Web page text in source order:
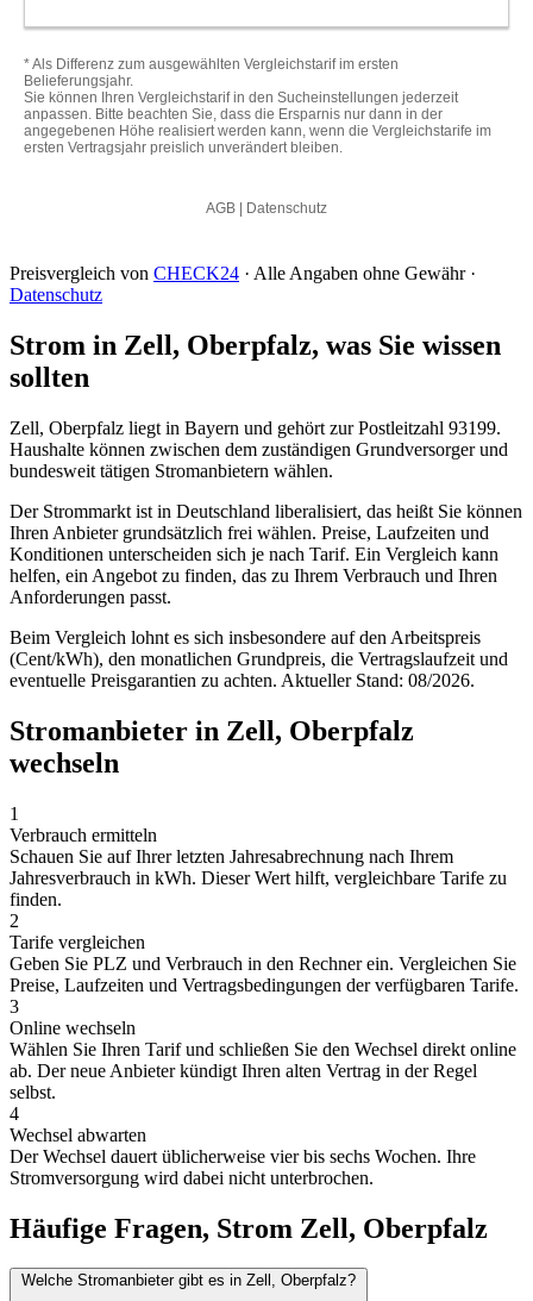
Preisvergleich von CHECK24 · Alle Angaben ohne Gewähr ·
Datenschutz
Strom in Zell, Oberpfalz, was Sie wissen
sollten
Zell, Oberpfalz liegt in Bayern und gehört zur Postleitzahl 93199.
Haushalte können zwischen dem zuständigen Grundversorger und
bundesweit tätigen Stromanbietern wählen.
Der Strommarkt ist in Deutschland liberalisiert, das heißt Sie können
Ihren Anbieter grundsätzlich frei wählen. Preise, Laufzeiten und
Konditionen unterscheiden sich je nach Tarif. Ein Vergleich kann
helfen, ein Angebot zu finden, das zu Ihrem Verbrauch und Ihren
Anforderungen passt.
Beim Vergleich lohnt es sich insbesondere auf den Arbeitspreis
(Cent/kWh), den monatlichen Grundpreis, die Vertragslaufzeit und
eventuelle Preisgarantien zu achten. Aktueller Stand: 08/2026.
Stromanbieter in Zell, Oberpfalz
wechseln
1
Verbrauch ermitteln
Schauen Sie auf Ihrer letzten Jahresabrechnung nach Ihrem
Jahresverbrauch in kWh. Dieser Wert hilft, vergleichbare Tarife zu
finden.
2
Tarife vergleichen
Geben Sie PLZ und Verbrauch in den Rechner ein. Vergleichen Sie
Preise, Laufzeiten und Vertragsbedingungen der verfügbaren Tarife.
3
Online wechseln
Wählen Sie Ihren Tarif und schließen Sie den Wechsel direkt online
ab. Der neue Anbieter kündigt Ihren alten Vertrag in der Regel
selbst.
4
Wechsel abwarten
Der Wechsel dauert üblicherweise vier bis sechs Wochen. Ihre
Stromversorgung wird dabei nicht unterbrochen.
Häufige Fragen, Strom Zell, Oberpfalz
Welche Stromanbieter gibt es in Zell, Oberpfalz?